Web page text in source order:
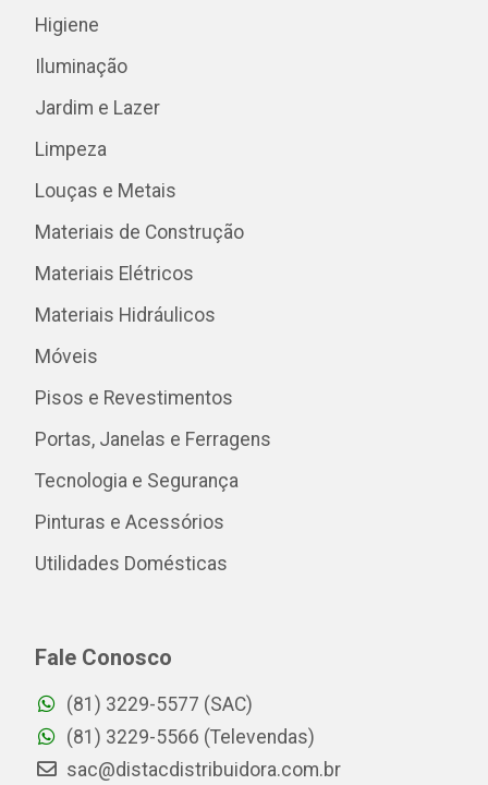
Higiene
Iluminação
Jardim e Lazer
Limpeza
Louças e Metais
Materiais de Construção
Materiais Elétricos
Materiais Hidráulicos
Móveis
Pisos e Revestimentos
Portas, Janelas e Ferragens
Tecnologia e Segurança
Pinturas e Acessórios
Utilidades Domésticas
Fale Conosco
(81) 3229-5577 (SAC)
(81) 3229-5566 (Televendas)
sac@distacdistribuidora.com.br